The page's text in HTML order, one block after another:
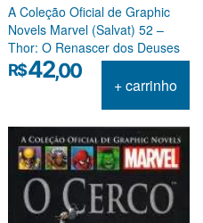
A Coleção Oficial de Graphic
Novels Marvel (Salvat) 52 –
Thor: O Renascer dos Deuses
R$42,00
+ carrinho